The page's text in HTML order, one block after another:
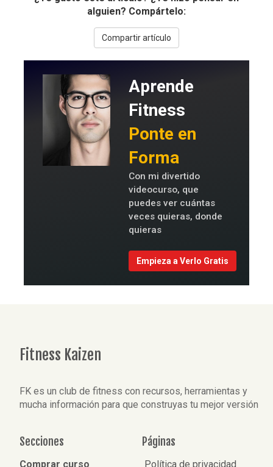
alguien? Compártelo:
Compartir artículo
Aprende
Fitness
Ponte en
Forma
Con mi divertido
videocurso, que
puedes ver cuántas
veces quieras, donde
quieras
Empieza a Verlo Gratis
Fitness Kaizen
FK es un club de fitness con recursos, herramientas y
mucha información para que construyas tu mejor versión
Secciones
Comprar curso
Páginas
Política de privacidad